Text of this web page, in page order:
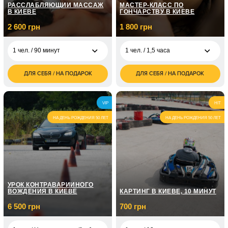
РАССЛАБЛЯЮЩИЙ МАССАЖ
В КИЕВЕ
2 600 грн
1 чел. / 90 минут
2 600
грн
2 чел. / 90 минут
5 200
грн
ДЛЯ СЕБЯ / НА ПОДАРОК
МАСТЕР-КЛАСС ПО
ГОНЧАРСТВУ В КИЕВЕ
1 800 грн
1 чел. / 1,5 часа
1 800
грн
2 чел. / 1,5 часа
2 500
грн
ДЛЯ СЕБЯ / НА ПОДАРОК
VIP
НА ДЕНЬ РОЖДЕНИЯ 50 ЛЕТ
УРОК КОНТРАВАРИЙНОГО
ВОЖДЕНИЯ В КИЕВЕ
6 500 грн
HIT
НА ДЕНЬ РОЖДЕНИЯ 50 ЛЕТ
КАРТИНГ В КИЕВЕ, 10 МИНУТ
700 грн